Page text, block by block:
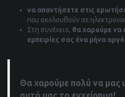
να απαντήσετε στις
που ακολουθούν σε
Στη συνέχεια, θα χαρούμε να
εμπειρίες σας ένα μήνα
Θα χαρούμε πολύ να μας